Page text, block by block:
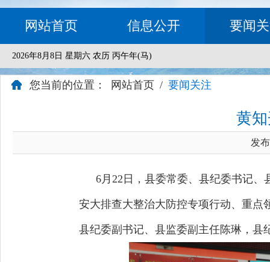
网站首页 信息公开 要闻
2026年8月8日 星期六 农历 丙午年(马)
您当前的位置： 网站首页 / 要闻关注
黄
发
6月22日，县委常委、县纪委书记
安大排查大整治大防控专项行动、重点
县纪委副书记、县监委副主任陈琳，县